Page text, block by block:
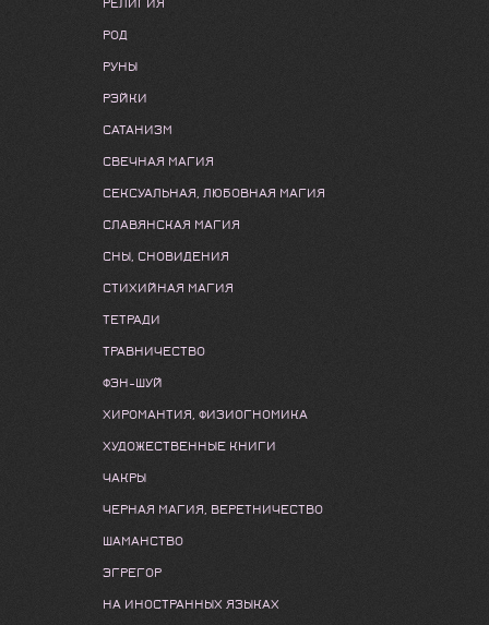
РЕЛИГИЯ
РОД
РУНЫ
РЭЙКИ
САТАНИЗМ
СВЕЧНАЯ МАГИЯ
СЕКСУАЛЬНАЯ, ЛЮБОВНАЯ МАГИЯ
СЛАВЯНСКАЯ МАГИЯ
СНЫ, СНОВИДЕНИЯ
СТИХИЙНАЯ МАГИЯ
ТЕТРАДИ
ТРАВНИЧЕСТВО
ФЭН-ШУЙ
ХИРОМАНТИЯ, ФИЗИОГНОМИКА
ХУДОЖЕСТВЕННЫЕ КНИГИ
ЧАКРЫ
ЧЕРНАЯ МАГИЯ, ВЕРЕТНИЧЕСТВО
ШАМАНСТВО
ЭГРЕГОР
НА ИНОСТРАННЫХ ЯЗЫКАХ